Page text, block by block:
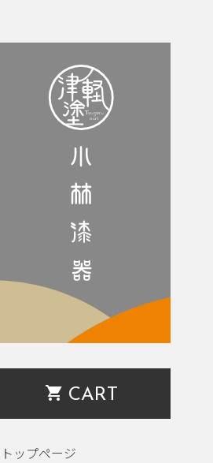
shopping_cart CART
トップページ